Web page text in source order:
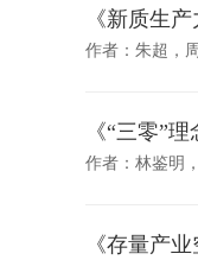
《新质生
作者：朱超，
《“三零”
作者：林鉴明
《存量产